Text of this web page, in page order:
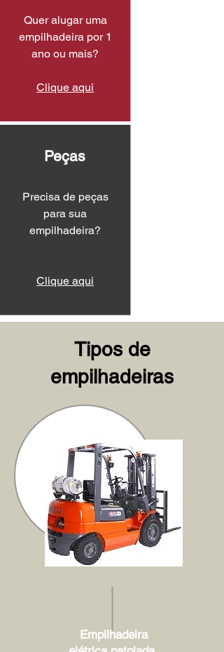
Quer alugar uma
empilhadeira por 1
ano ou mais?
Clique aqui
Peças
Precisa de peças
para sua
empilhadeira?
Clique aqui
Tipos de
empilhadeiras
Empilhadeira